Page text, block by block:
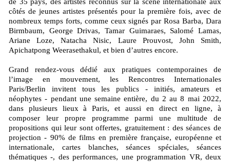
de 35 pays, des artistes reconnus sur la scène internationale aux
côtés de jeunes artistes présentés pour la première fois, avec de
nombreux temps forts, comme ceux signés par Rosa Barba, Dara
Birmbaum, George Drivas, Tamar Guimaraes, Salomé Lamas,
Ariane Loze, Natacha Nisic, Laure Prouvost, John Smith,
Apichatpong Weerasethakul, et bien d’autres encore.
Grand rendez-vous dédié aux pratiques contemporaines de
l’image en mouvement, les Rencontres Internationales
Paris/Berlin invitent tous les publics - initiés, amateurs et
néophytes - pendant une semaine entière, du 2 au 8 mai 2022,
dans plusieurs lieux à Paris, et aussi en direct en ligne, à
composer leur propre programme parmi une multitude de
propositions qui leur sont offertes, gratuitement : des séances de
projection - 90% de films en première française, européenne et
internationale, cartes blanches, séances spéciales, séances
thématiques -, des performances, une programmation VR, deux